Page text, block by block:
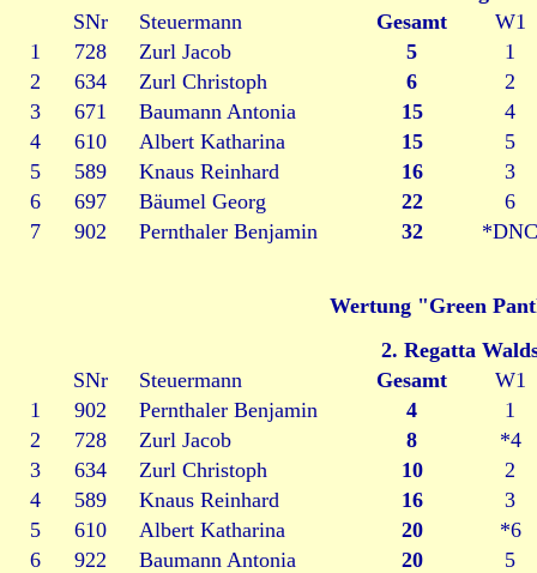
SNr
Steuermann Gesamt
W1
1
728 Zurl Jacob 5
1
2
634 Zurl Christoph 6
2
3
671 Baumann Antonia 15
4
4
610 Albert Katharina 15
5
5
589 Knaus Reinhard 16
3
6
697 Bäumel Georg 22
6
7
902 Pernthaler Benjamin 32 *DNC
Wertung "Green
2. Regatta
SNr
Steuermann Gesamt
W1
1
902 Pernthaler Benjamin 4
1
2
728 Zurl Jacob 8
*4
3
634 Zurl Christoph 10
2
4
589 Knaus Reinhard 16
3
5
610 Albert Katharina 20
*6
6
922 Baumann Antonia 20
5